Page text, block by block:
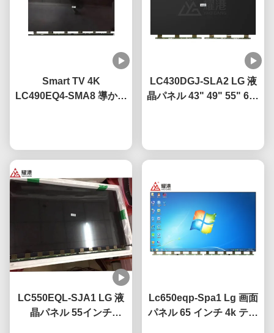
Smart TV 4K
LC490EQ4-SMA8 導かれ
LC430DGJ-SLA2 LG 液
晶パネル 43" 49" 55" 65"
LC550EQL-SJA1 LG 液
晶パネル 55インチ
Lc650eqp-Spa1 Lg 画面
パネル 65 インチ 4k テレ